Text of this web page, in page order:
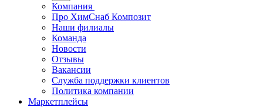
Компания
Про ХимСнаб Композит
Наши филиалы
Команда
Новости
Отзывы
Вакансии
Служба поддержки клиентов
Политика компании
Маркетплейсы